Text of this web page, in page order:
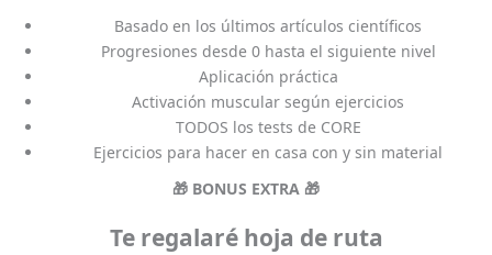
Basado en los últimos artículos científicos
Progresiones desde 0 hasta el siguiente nivel
Aplicación práctica
Activación muscular según ejercicios
TODOS los tests de CORE
Ejercicios para hacer en casa con y sin material
🎁 BONUS EXTRA 🎁
Te regalaré hoja de ruta